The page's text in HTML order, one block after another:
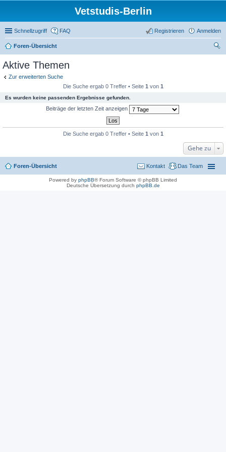
Vetstudis-Berlin
Schnellzugriff FAQ Anmelden
Registrieren
Foren-Übersicht
Aktive Themen
Zur erweiterten Suche
Die Suche ergab 0 Treffer • Seite 1 von 1
Es wurden keine passenden Ergebnisse gefunden.
Beiträge der letzten Zeit anzeigen
Die Suche ergab 0 Treffer • Seite 1 von 1
Gehe zu
Foren-Übersicht Das Team
Kontakt
Powered by phpBB® Forum Software © phpBB Limited
Deutsche Übersetzung durch phpBB.de